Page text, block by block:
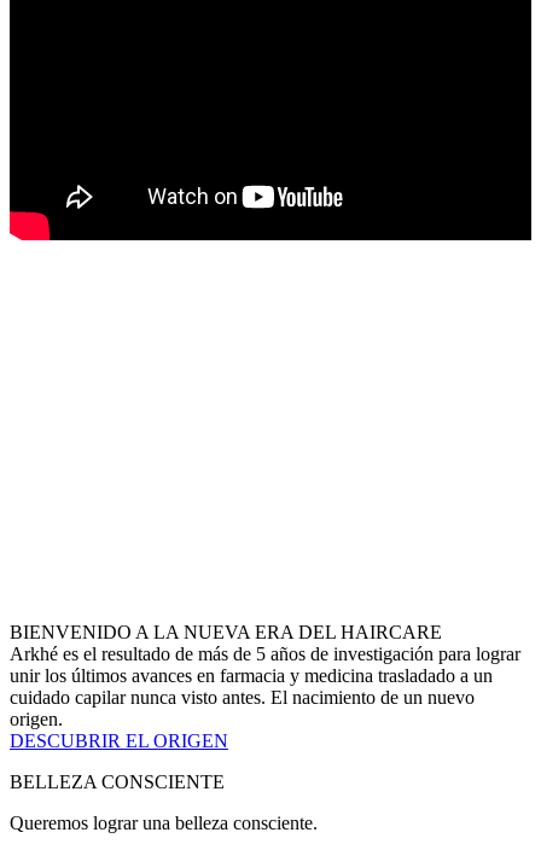
BIENVENIDO A LA NUEVA ERA DEL HAIRCARE
Arkhé es el resultado de más de 5 años de investigación para lograr
unir los últimos avances en farmacia y medicina trasladado a un
cuidado capilar nunca visto antes. El nacimiento de un nuevo
origen.
DESCUBRIR EL ORIGEN
BELLEZA CONSCIENTE
Queremos lograr una belleza consciente.